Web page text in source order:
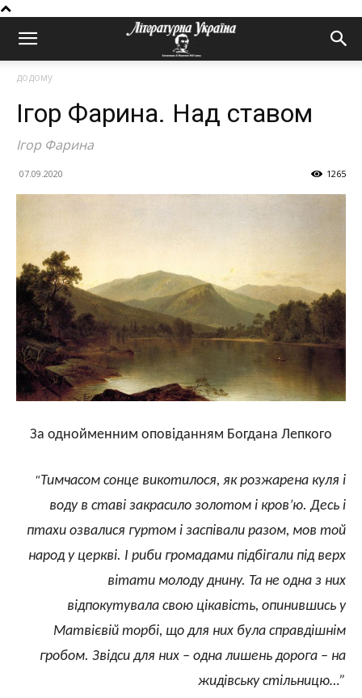
додому
Ігор Фарина. Над ставом
Ігор Фарина
07.09.2020 1265
За однойменним оповіданням Богдана Лепкого
“Тимчасом сонце викотилося, як розжарена куля і
воду в ставі закрасило золотом і кров’ю. Десь і
птахи озвалися гуртом і заспівали разом, мов той
народ у церкві. І риби громадами підбігали під верх
вітати молоду днину. Та не одна з них
відпокутувала свою цікавість, опинившись у
Матвієвій торбі, що для них була справдішнім
гробом. Звідси для них – одна лишень дорога – на
жидівську стільницю…”